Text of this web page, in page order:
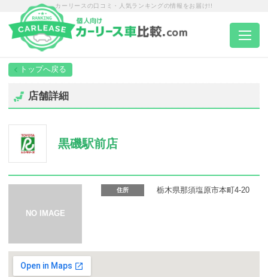
カーリースの口コミ・人気ランキングの情報をお届け!!
トップページ
エリア別ランキング
カーリース体験談
店舗詳細
黒磯駅前店
住所 栃木県那須塩原市本町4-20